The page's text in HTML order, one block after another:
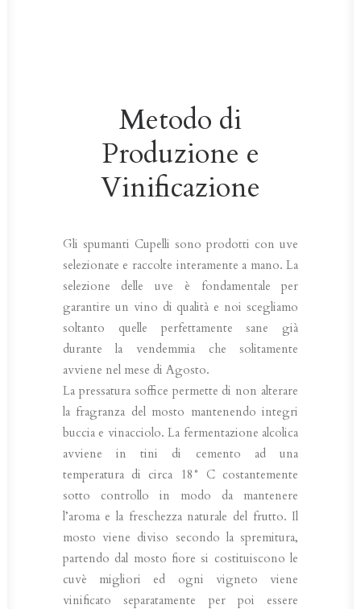
Metodo di
Produzione e
Vinificazione
Gli spumanti Cupelli sono prodotti con uve
selezionate e raccolte interamente a mano. La
selezione delle uve è fondamentale per
garantire un vino di qualità e noi scegliamo
soltanto quelle perfettamente sane già
durante la vendemmia che solitamente
avviene nel mese di Agosto.
La pressatura soffice permette di non alterare
la fragranza del mosto mantenendo integri
buccia e vinacciolo. La fermentazione alcolica
avviene in tini di cemento ad una
temperatura di circa 18° C costantemente
sotto controllo in modo da mantenere
l’aroma e la freschezza naturale del frutto. Il
mosto viene diviso secondo la spremitura,
partendo dal mosto fiore si costituiscono le
cuvè migliori ed ogni vigneto viene
vinificato separatamente per poi essere